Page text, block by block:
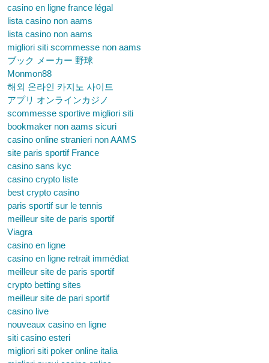
casino en ligne france légal
lista casino non aams
lista casino non aams
migliori siti scommesse non aams
ブック メーカー 野球
Monmon88
해외 온라인 카지노 사이트
アプリ オンラインカジノ
scommesse sportive migliori siti
bookmaker non aams sicuri
casino online stranieri non AAMS
site paris sportif France
casino sans kyc
casino crypto liste
best crypto casino
paris sportif sur le tennis
meilleur site de paris sportif
Viagra
casino en ligne
casino en ligne retrait immédiat
meilleur site de paris sportif
crypto betting sites
meilleur site de pari sportif
casino live
nouveaux casino en ligne
siti casino esteri
migliori siti poker online italia